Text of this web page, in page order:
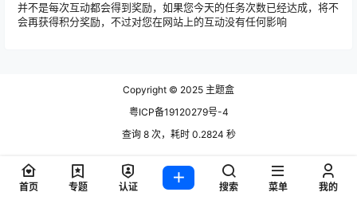
并不是每次互动都会得到奖励，如果您今天的任务次数已经达成，将不
会再获得积分奖励，不过对您在网站上的互动没有任何影响
Copyright © 2025 主题盒
粤ICP备19120279号-4
查询 8 次，耗时 0.2824 秒
首页 专题 认证 搜索 菜单 我的